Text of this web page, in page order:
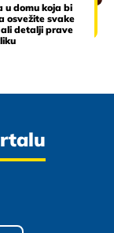
u domu koja bi
osvežite svake
detalji prave